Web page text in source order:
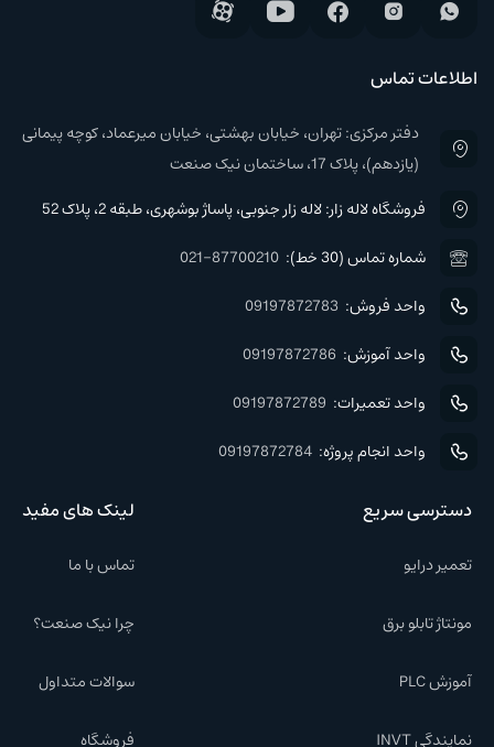
اطلاعات تماس
دفتر مرکزی: تهران، خیابان بهشتی، خیابان میرعماد، کوچه پیمانی
(یازدهم)، پلاک 17، ساختمان نیک صنعت
فروشگاه لاله زار: لاله زار جنوبی، پاساژ بوشهری، طبقه 2، پلاک 52
شماره تماس (30 خط):
021-87700210
واحد فروش: 09197872783
واحد آموزش: 09197872786
واحد تعمیرات: 09197872789
واحد انجام پروژه: 09197872784
دسترسی سریع
تعمیر درایو
مونتاژ تابلو برق
آموزش PLC
نمایندگی INVT
لینک های مفید
تماس با ما
چرا نیک صنعت؟
سوالات متداول
فروشگاه